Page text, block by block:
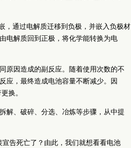
，通过电解质迁移到负极，并嵌入负极材
电解质回到正极，将化学能转换为电
原因造成的副反应。随着使用次数的不
应，最终造成电池容量不断减少。因
换。
解、破碎、分选、冶炼等步骤，从中提
告死亡了？由此，我们就想看看电池